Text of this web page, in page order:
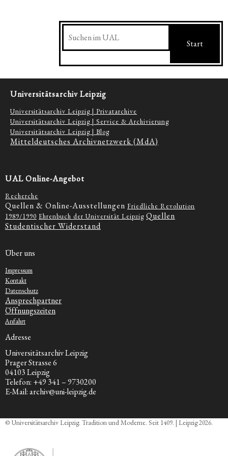
Suchen
Start
Universitätsarchiv Leipzig
Universitätsarchiv Leipzig | Privatarchive
Universitätsarchiv Leipzig | Service & Archivierung
Universitätsarchiv Leipzig | Blog
Mitteldeutsches Archivnetzwerk (MdA)
UAL Online-Angebot
Recherche
Quellen & Online-Ausstellungen Friedliche Revolution
1989/1990 Ehrenbuch der Universität Leipzig Quellen
Studentischer Widerstand
Über uns
Impressum
Kontakt
Datenschutz
Ansprechpartner
Öffnungszeiten
Anfahrt
Adresse
Universitätsarchiv Leipzig
Prager Strasse 6
04103 Leipzig
Telefon: +49 341 – 9730200
E-Mail: archiv@uni-leipzig.de
© Universitätsarchiv Leipzig. Tradition und Moderne. Seit 1409. | Leipzig 2026.